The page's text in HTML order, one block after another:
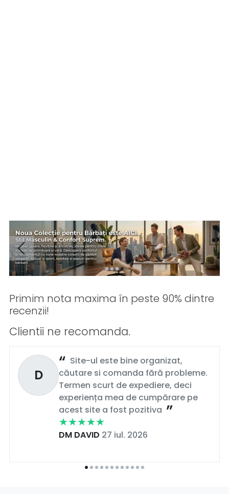
Primim nota maxima în peste 90% dintre
recenzii!
Clientii ne recomanda.
D
Site-ul este bine organizat,
căutare si comanda fără probleme.
Termen scurt de expediere, deci
experiența mea de cumpărare pe
acest site a fost pozitiva
DM DAVID 27 iul. 2026